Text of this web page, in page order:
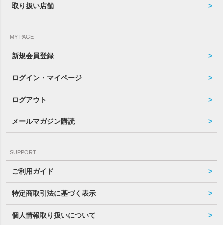
取り扱い店舗
MY PAGE
新規会員登録
ログイン・マイページ
ログアウト
メールマガジン購読
SUPPORT
ご利用ガイド
特定商取引法に基づく表示
個人情報取り扱いについて